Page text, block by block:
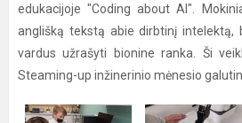
edukacijoje "Coding about AI".
anglišką tekstą abie dirbtinį intelektą,
vardus užrašyti bionine ranka. Ši
Steaming-up inžinerinio mėnesio